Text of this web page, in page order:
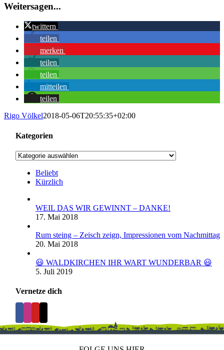
Weitersagen...
twittern
teilen
merken
teilen
teilen
mitteilen
teilen
Rigo Völkel2018-05-06T20:55:35+02:00
Kategorien
Kategorien
Beliebt
Kürzlich
WEIL DAS WIR GEWINNT – DANKE!
17. Mai 2018
Rum steing – Zeisch zeign, Impressionen vom Nachmittag
20. Mai 2018
😃 WALDKIRCHEN IHR WART WUNDERBAR 😃
5. Juli 2019
Vernetze dich